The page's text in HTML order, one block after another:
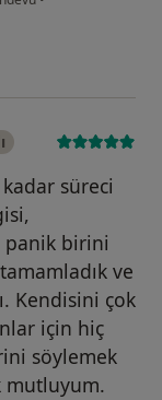
süreci
panik birini
ve
Kendisini çok
için hiç
söylemek
mutluyum.